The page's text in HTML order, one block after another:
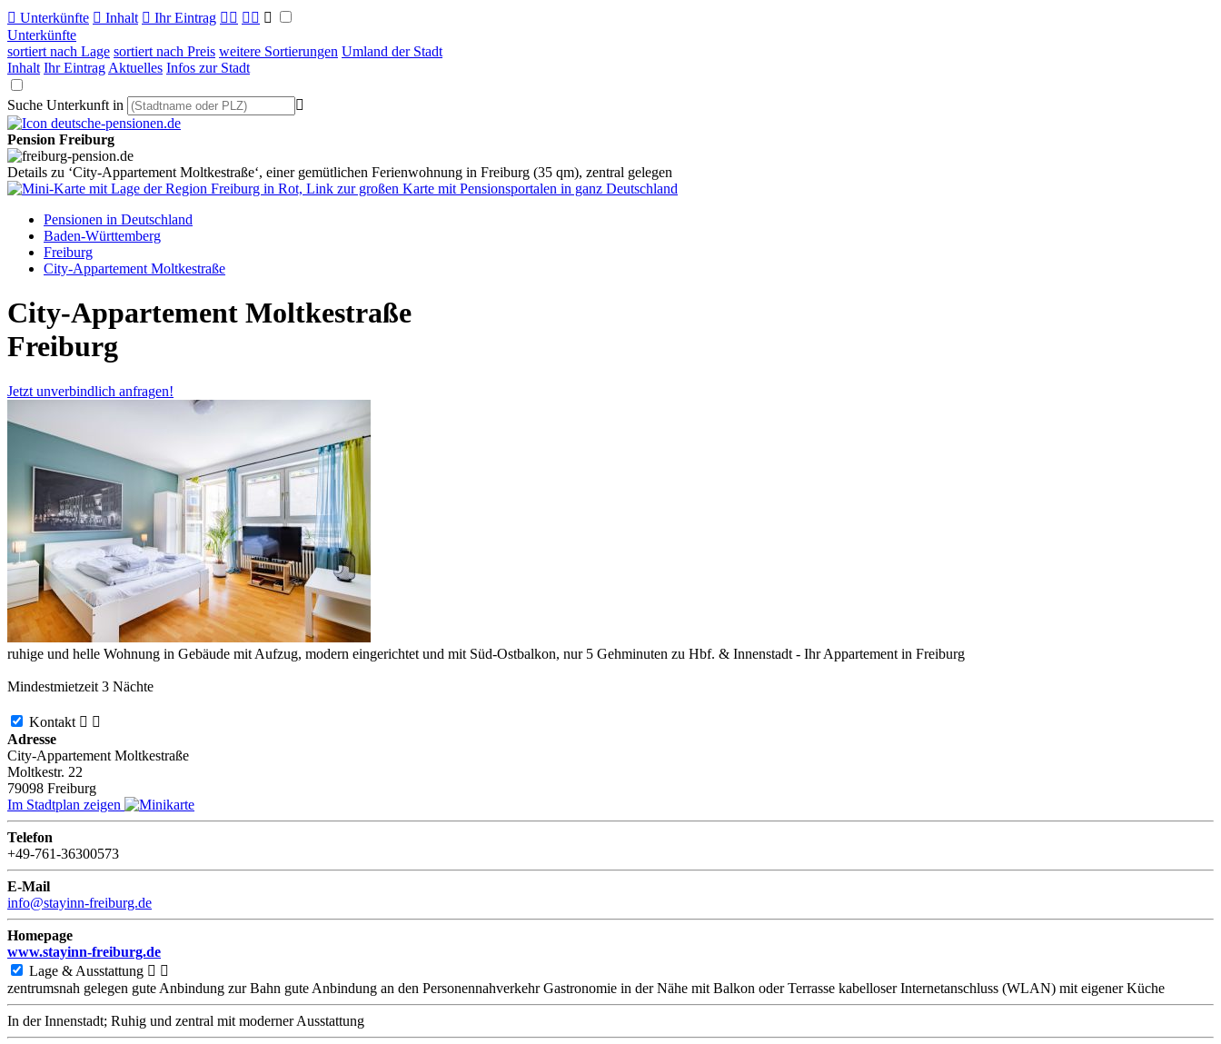
 Unterkünfte  Inhalt  Ihr Eintrag   
Unterkünfte
sortiert nach Lage sortiert nach Preis weitere Sortierungen Umland der Stadt
Inhalt Ihr Eintrag Aktuelles Infos zur Stadt
Suche Unterkunft in 
Pension Freiburg
Details zu ‘City-Appartement Moltkestraße‘, einer gemütlichen Ferienwohnung in Freiburg (35 qm), zentral gelegen
Pensionen in Deutschland
Baden-Württemberg
Freiburg
City-Appartement Moltkestraße
City-Appartement Moltkestraße
Freiburg
Jetzt unverbindlich anfragen!
ruhige und helle Wohnung in Gebäude mit Aufzug, modern eingerichtet und mit Süd-Ostbalkon, nur 5 Gehminuten zu Hbf. & Innenstadt - Ihr Appartement in Freiburg
Mindestmietzeit 3 Nächte
Kontakt  
Adresse
City-Appartement Moltkestraße
Moltkestr. 22
79098 Freiburg
Im Stadtplan zeigen
Telefon
+49-761-36300573
E-Mail
info@stayinn-freiburg.de
Homepage
www.stayinn-freiburg.de
Lage & Ausstattung  
zentrumsnah gelegen gute Anbindung zur Bahn gute Anbindung an den Personennahverkehr Gastronomie in der Nähe mit Balkon oder Terrasse kabelloser Internetanschluss (WLAN) mit eigener Küche
In der Innenstadt; Ruhig und zentral mit moderner Ausstattung